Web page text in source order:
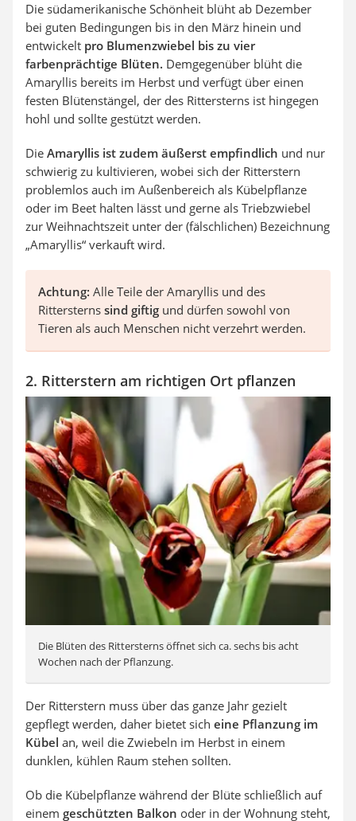
Die südamerikanische Schönheit blüht ab Dezember
bei guten Bedingungen bis in den März hinein und
entwickelt pro Blumenzwiebel bis zu vier
farbenprächtige Blüten. Demgegenüber blüht die
Amaryllis bereits im Herbst und verfügt über einen
festen Blütenstängel, der des Rittersterns ist hingegen
hohl und sollte gestützt werden.
Die Amaryllis ist zudem äußerst empfindlich und nur
schwierig zu kultivieren, wobei sich der Ritterstern
problemlos auch im Außenbereich als Kübelpflanze
oder im Beet halten lässt und gerne als Triebzwiebel
zur Weihnachtszeit unter der (fälschlichen) Bezeichnung
„Amaryllis“ verkauft wird.
Achtung: Alle Teile der Amaryllis und des
Rittersterns sind giftig und dürfen sowohl von
Tieren als auch Menschen nicht verzehrt werden.
2. Ritterstern am richtigen Ort pflanzen
Die Blüten des Rittersterns öffnet sich ca. sechs bis acht
Wochen nach der Pflanzung.
Der Ritterstern muss über das ganze Jahr gezielt
gepflegt werden, daher bietet sich eine Pflanzung im
Kübel an, weil die Zwiebeln im Herbst in einem
dunklen, kühlen Raum stehen sollten.
Ob die Kübelpflanze während der Blüte schließlich auf
einem geschützten Balkon oder in der Wohnung steht,